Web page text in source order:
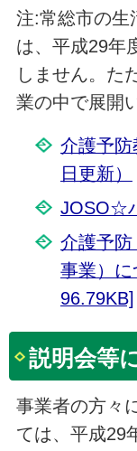
注:常総市の生
は、平成29年
しません。た
業の中で展開
介護予
日更新）
JOSO☆
介護予
事業）に
96.79KB]
説明会等
事業者の方々
ては、平成29